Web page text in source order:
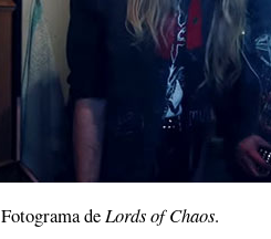
Fotograma de Lords of Chaos.